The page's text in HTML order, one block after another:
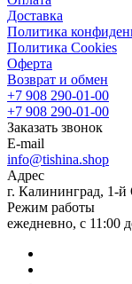
Доставка
Политика
Политика Cookies
Оферта
Возврат и обмен
+7 908 290-01-00
+7 908 290-01-00
Заказать звонок
E-mail
info@tishina.shop
Адрес
г. Калининград, 1-й
Режим работы
ежедневно, с 11:00